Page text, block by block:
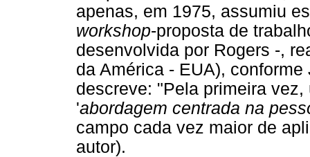
apenas, em 1975, assumiu
workshop-proposta de
desenvolvida por Rogers -,
da América - EUA),
descreve: "Pela primeira
'abordagem centrada na
campo cada vez maior de
autor).